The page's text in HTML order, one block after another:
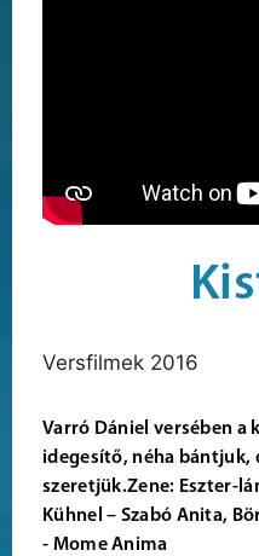
Versfilmek 2016
Varró Dániel versében a
idegesítő, néha bántjuk,
szeretjük.Zene: Eszter-
Kühnel – Szabó Anita,
- Mome Anima